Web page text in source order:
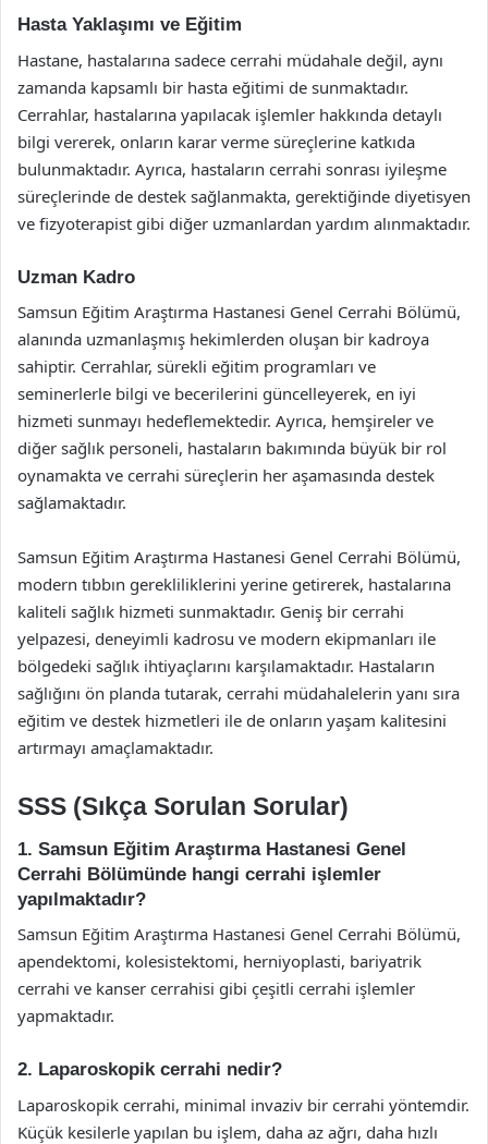
Hasta Yaklaşımı ve Eğitim
Hastane, hastalarına sadece cerrahi müdahale değil, aynı
zamanda kapsamlı bir hasta eğitimi de sunmaktadır.
Cerrahlar, hastalarına yapılacak işlemler hakkında detaylı
bilgi vererek, onların karar verme süreçlerine katkıda
bulunmaktadır. Ayrıca, hastaların cerrahi sonrası iyileşme
süreçlerinde de destek sağlanmakta, gerektiğinde diyetisyen
ve fizyoterapist gibi diğer uzmanlardan yardım alınmaktadır.
Uzman Kadro
Samsun Eğitim Araştırma Hastanesi Genel Cerrahi Bölümü,
alanında uzmanlaşmış hekimlerden oluşan bir kadroya
sahiptir. Cerrahlar, sürekli eğitim programları ve
seminerlerle bilgi ve becerilerini güncelleyerek, en iyi
hizmeti sunmayı hedeflemektedir. Ayrıca, hemşireler ve
diğer sağlık personeli, hastaların bakımında büyük bir rol
oynamakta ve cerrahi süreçlerin her aşamasında destek
sağlamaktadır.
Samsun Eğitim Araştırma Hastanesi Genel Cerrahi Bölümü,
modern tıbbın gerekliliklerini yerine getirerek, hastalarına
kaliteli sağlık hizmeti sunmaktadır. Geniş bir cerrahi
yelpazesi, deneyimli kadrosu ve modern ekipmanları ile
bölgedeki sağlık ihtiyaçlarını karşılamaktadır. Hastaların
sağlığını ön planda tutarak, cerrahi müdahalelerin yanı sıra
eğitim ve destek hizmetleri ile de onların yaşam kalitesini
artırmayı amaçlamaktadır.
SSS (Sıkça Sorulan Sorular)
1. Samsun Eğitim Araştırma Hastanesi Genel
Cerrahi Bölümünde hangi cerrahi işlemler
yapılmaktadır?
Samsun Eğitim Araştırma Hastanesi Genel Cerrahi Bölümü,
apendektomi, kolesistektomi, herniyoplasti, bariyatrik
cerrahi ve kanser cerrahisi gibi çeşitli cerrahi işlemler
yapmaktadır.
2. Laparoskopik cerrahi nedir?
Laparoskopik cerrahi, minimal invaziv bir cerrahi yöntemdir.
Küçük kesilerle yapılan bu işlem, daha az ağrı, daha hızlı